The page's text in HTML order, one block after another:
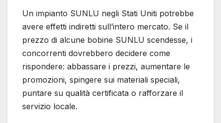
Un impianto SUNLU negli Stati Uniti potrebbe
avere effetti indiretti sull’intero mercato. Se il
prezzo di alcune bobine SUNLU scendesse, i
concorrenti dovrebbero decidere come
rispondere: abbassare i prezzi, aumentare le
promozioni, spingere sui materiali speciali,
puntare su qualità certificata o rafforzare il
servizio locale.